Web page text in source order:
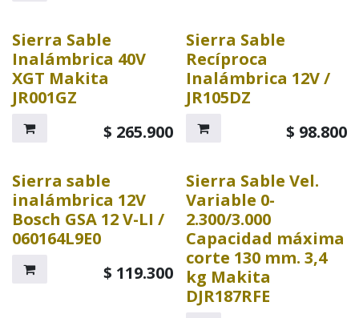
Sierra Sable
Inalámbrica 40V
XGT Makita
JR001GZ
$ 265.900
Sierra Sable
Recíproca
Inalámbrica 12V /
JR105DZ
$ 98.800
Sierra sable
inalámbrica 12V
Bosch GSA 12 V-LI /
060164L9E0
$ 119.300
Sierra Sable Vel.
Variable 0-
2.300/3.000
Capacidad máxima
corte 130 mm. 3,4
kg Makita
DJR187RFE